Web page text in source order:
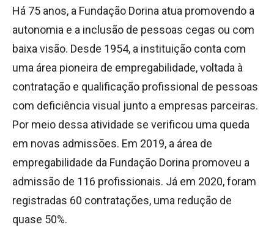
Há 75 anos, a Fundação Dorina atua promovendo a
autonomia e a inclusão de pessoas cegas ou com
baixa visão. Desde 1954, a instituição conta com
uma área pioneira de empregabilidade, voltada à
contratação e qualificação profissional de pessoas
com deficiência visual junto a empresas parceiras.
Por meio dessa atividade se verificou uma queda
em novas admissões. Em 2019, a área de
empregabilidade da Fundação Dorina promoveu a
admissão de 116 profissionais. Já em 2020, foram
registradas 60 contratações, uma redução de
quase 50%.